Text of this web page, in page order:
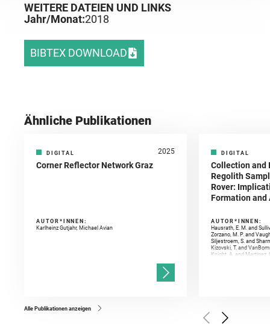
WEITERE DATEIEN UND LINKS
Jahr/Monat:2018
BIBTEX DOWNLOAD
Ähnliche Publikationen
DIGITAL 2025
Corner Reflector Network Graz
AUTOR*INNEN:
Karlheinz Gutjahr, Michael Avian
DIGITAL
Collection and
Regolith
Rover:
Formation
AUTOR*INNEN:
Hausrath, E. M. and
Zorzano, M. P. and
Siljestroem, S. and
Kizovski, T. and
Knight, A. and Martinez,
Golombek, M. and
Herkenhoff, K. and
Alle Publikationen anzeigen